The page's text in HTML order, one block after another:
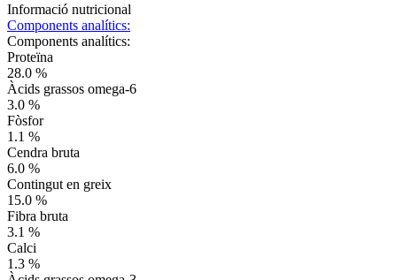
Informació nutricional
Components analítics:
Components analítics:
Proteïna
28.0 %
Àcids grassos omega-6
3.0 %
Fòsfor
1.1 %
Cendra bruta
6.0 %
Contingut en greix
15.0 %
Fibra bruta
3.1 %
Calci
1.3 %